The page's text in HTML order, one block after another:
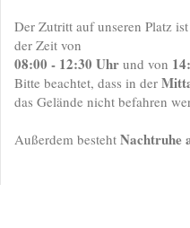
Der Zutritt auf unseren Platz
der Zeit von
08:00 - 12:30 Uhr und von
Bitte beachtet, dass in der
das Gelände nicht befahren
Außerdem besteht Nachtruhe